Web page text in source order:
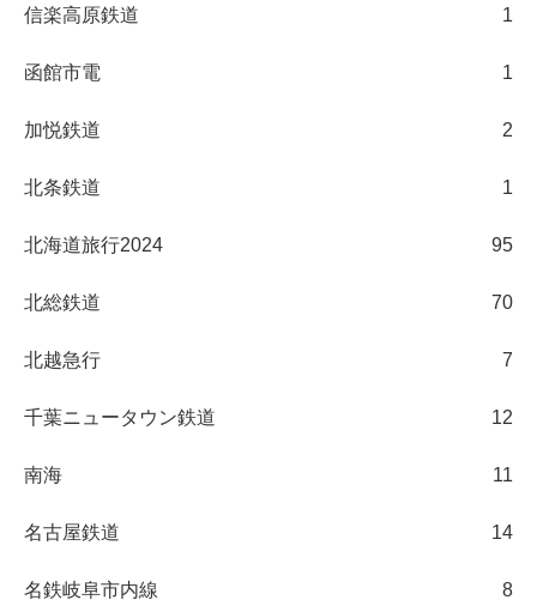
信楽高原鉄道 1
函館市電 1
加悦鉄道 2
北条鉄道 1
北海道旅行2024 95
北総鉄道 70
北越急行 7
千葉ニュータウン鉄道 12
南海 11
名古屋鉄道 14
名鉄岐阜市内線 8